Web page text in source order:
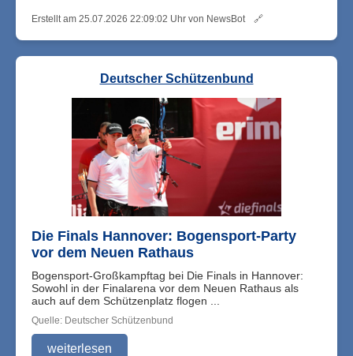
Erstellt am 25.07.2026 22:09:02 Uhr von NewsBot 🔗
Deutscher Schützenbund
Die Finals Hannover: Bogensport-Party
vor dem Neuen Rathaus
Bogensport-Großkampftag bei Die Finals in Hannover:
Sowohl in der Finalarena vor dem Neuen Rathaus als
auch auf dem Schützenplatz flogen ...
Quelle: Deutscher Schützenbund
weiterlesen